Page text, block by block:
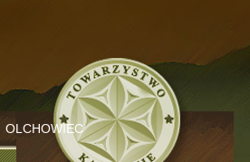
OLCHOWIEC